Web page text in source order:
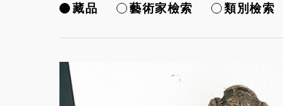
藏品 藝術家檢索 類別檢索